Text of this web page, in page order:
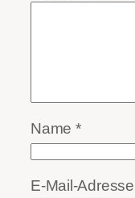
Name *
E-Mail-Adresse